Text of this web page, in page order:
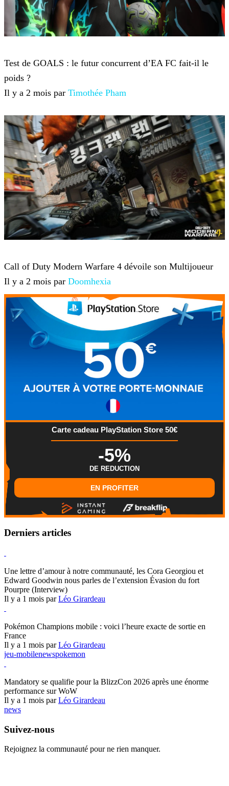
Test de GOALS : le futur concurrent d’EA FC fait-il le
poids ?
Il y a 2 mois par Timothée Pham
Call of Duty Modern Warfare 4 dévoile son Multijoueur
Il y a 2 mois par Doomhexia
Carte cadeau PlayStation Store 50€
-5%
DE REDUCTION
EN PROFITER
Derniers articles
Une lettre d’amour à notre communauté, les Cora Georgiou et
Edward Goodwin nous parles de l’extension Évasion du fort
Pourpre (Interview)
Il y a 1 mois parLéo Girardeau
Pokémon Champions mobile : voici l’heure exacte de sortie en
France
Il y a 1 mois parLéo Girardeau
jeu-mobilenewspokemon
Mandatory se qualifie pour la BlizzCon 2026 après une énorme
performance sur WoW
Il y a 1 mois parLéo Girardeau
news
Suivez-nous
Rejoignez la communauté pour ne rien manquer.